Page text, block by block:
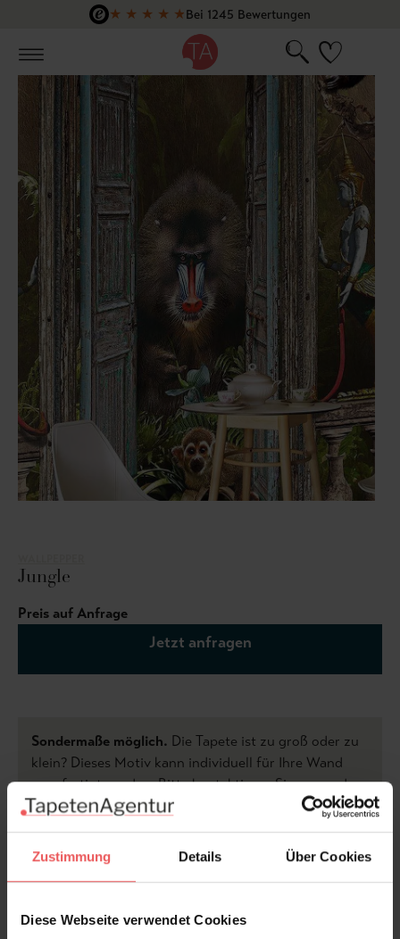
Zustimmung Details Über Cookies
Diese Webseite verwendet Cookies
Zum Hauptinhalt springen
★ ★ ★ ★ ★Bei 1245 Bewertungen
Jungle
Preis auf Anfrage
Jetzt anfragen
Sondermaße möglich. Die Tapete ist zu groß oder zu
klein? Dieses Motiv kann individuell für Ihre Wand
angefertigt werden. Bitte kontaktieren Sie uns und
wir erstellen Ihnen ein kostenloses, unverbindliches
Allergiegetestet - bedruckt mit ökologisch